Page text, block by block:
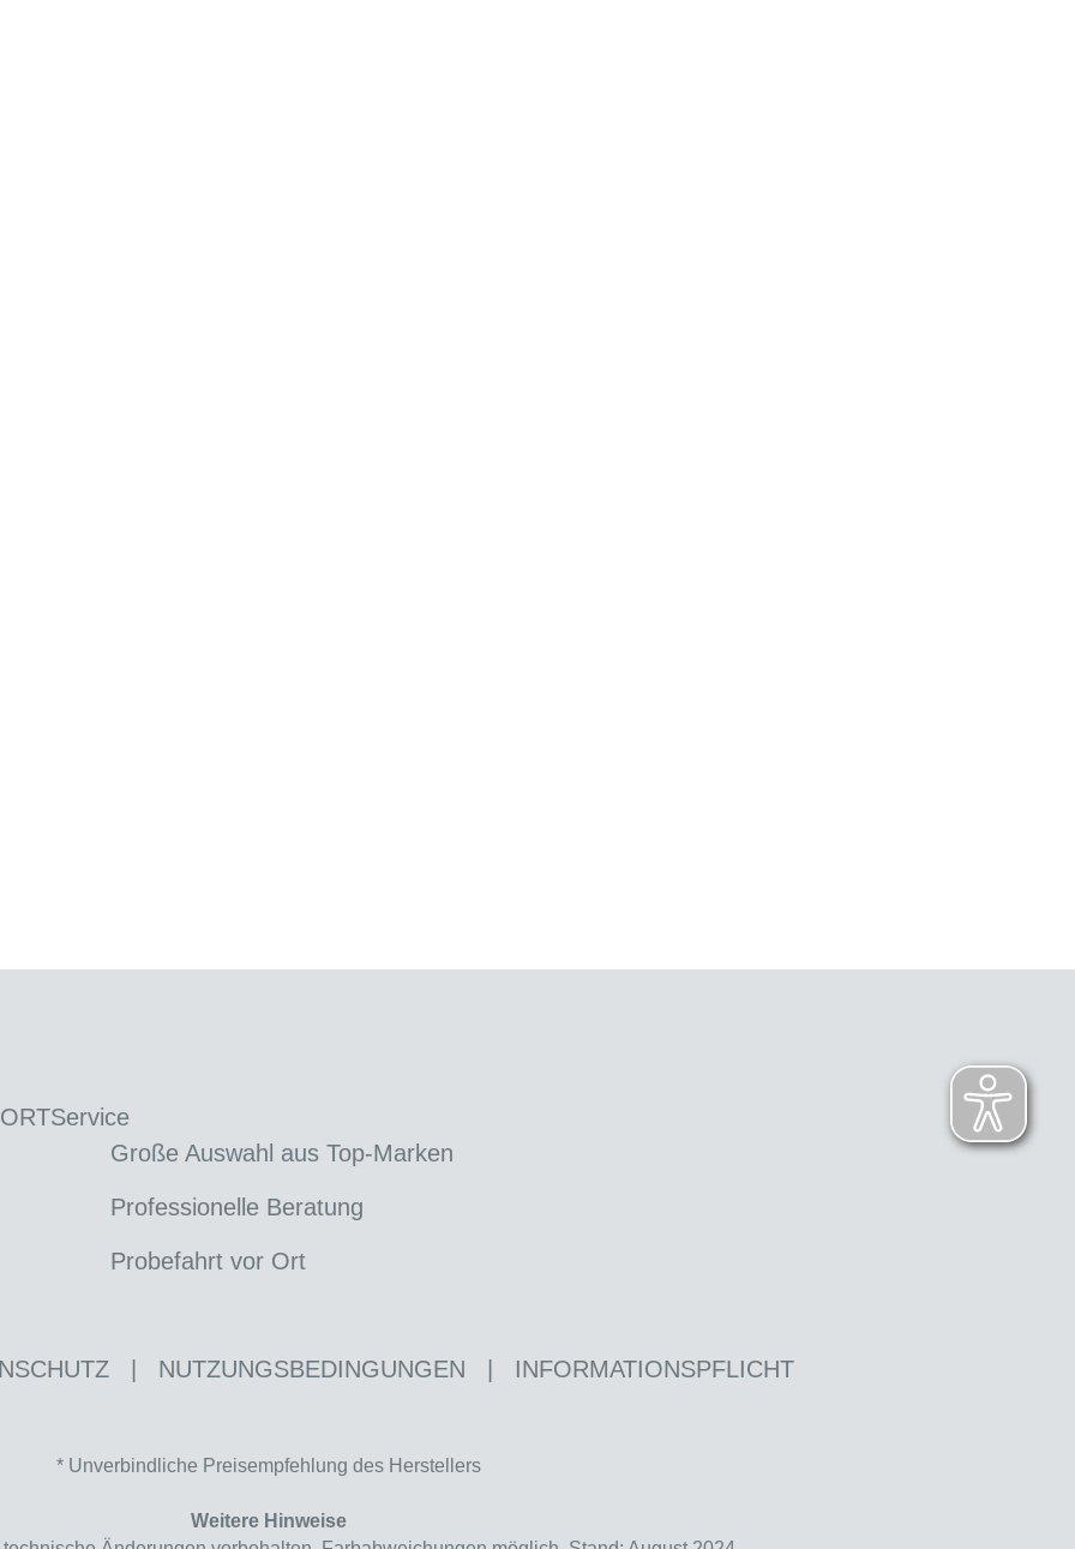
Service
Große Auswahl aus Top-Marken
Professionelle Beratung
Probefahrt vor Ort
NUTZUNGSBEDINGUNGEN INFORMATIONSPFLICHT
* Unverbindliche Preisempfehlung des Herstellers
Weitere Hinweise